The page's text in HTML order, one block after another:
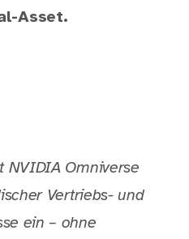
Asset.
NVIDIA Omniverse
Vertriebs- und
ein – ohne